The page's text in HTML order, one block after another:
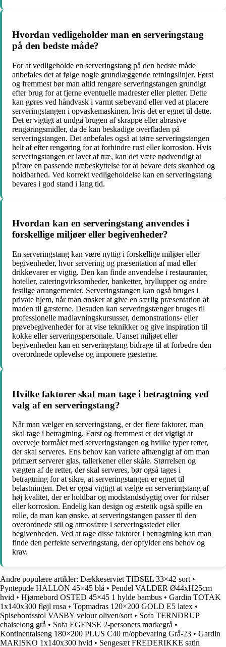
Hvordan vedligeholder man en serveringstang
på den bedste måde?
For at vedligeholde en serveringstang på den bedste måde
anbefales det at følge nogle grundlæggende retningslinjer. Først
og fremmest bør man altid rengøre serveringstangen grundigt
efter brug for at fjerne eventuelle madrester eller pletter. Dette
kan gøres ved håndvask i varmt sæbevand eller ved at placere
serveringstangen i opvaskemaskinen, hvis det er egnet til dette.
Det er vigtigt at undgå brugen af skrappe eller abrasive
rengøringsmidler, da de kan beskadige overfladen på
serveringstangen. Det anbefales også at tørre serveringstangen
helt af efter rengøring for at forhindre rust eller korrosion. Hvis
serveringstangen er lavet af træ, kan det være nødvendigt at
påføre en passende træbeskyttelse for at bevare dets skønhed og
holdbarhed. Ved korrekt vedligeholdelse kan en serveringstang
bevares i god stand i lang tid.
Hvordan kan en serveringstang anvendes i
forskellige miljøer eller begivenheder?
En serveringstang kan være nyttig i forskellige miljøer eller
begivenheder, hvor servering og præsentation af mad eller
drikkevarer er vigtig. Den kan finde anvendelse i restauranter,
hoteller, cateringvirksomheder, banketter, bryllupper og andre
festlige arrangementer. Serveringstangen kan også bruges i
private hjem, når man ønsker at give en særlig præsentation af
maden til gæsterne. Desuden kan serveringstænger bruges til
professionelle madlavningskursusser, demonstrations- eller
prøvebegivenheder for at vise teknikker og give inspiration til
kokke eller serveringspersonale. Uanset miljøet eller
begivenheden kan en serveringstang bidrage til at forbedre den
overordnede oplevelse og imponere gæsterne.
Hvilke faktorer skal man tage i betragtning ved
valg af en serveringstang?
Når man vælger en serveringstang, er der flere faktorer, man
skal tage i betragtning. Først og fremmest er det vigtigt at
overveje formålet med serveringstangen og hvilke typer retter,
der skal serveres. Ens behov kan variere afhængigt af om man
primært serverer glas, tallerkener eller skåle. Størrelsen og
vægten af de retter, der skal serveres, bør også tages i
betragtning for at sikre, at serveringstangen er egnet til
belastningen. Det er også vigtigt at vælge en serveringstang af
høj kvalitet, der er holdbar og modstandsdygtig over for ridser
eller korrosion. Endelig kan design og æstetik også spille en
rolle, da man kan ønske, at serveringstangen passer til den
overordnede stil og atmosfære i serveringsstedet eller
begivenheden. Ved at tage disse faktorer i betragtning kan man
finde den perfekte serveringstang, der opfylder ens behov og
krav.
Andre populære artikler: Dækkeserviet TIDSEL 33×42 sort•
Pyntepude HALLON 45×45 blå • Pendel VALDER Ø44xH25cm
hvid • Hjørnebord OSTED 45×45 1 hylde bambus • Gardin TOTAK
1x140x300 fløjl rosa • Topmadras 120×200 GOLD E5 latex •
Spisebordsstol VASBY velour oliven/sort• Sofa TERNDRUP
chaiselong grå • Sofa EGENSE 2-personers mørkegrå •
Kontinentalseng 180×200 PLUS C40 m/opbevaring Grå-23 • Gardin
MARISKO 1x140x300 hvid • Sengesæt FREDERIKKE satin